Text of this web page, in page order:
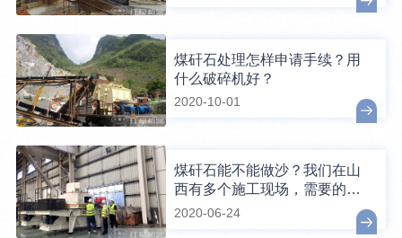
煤矸石处理怎样申请手续？用
什么破碎机好？
2020-10-01
煤矸石能不能做沙？我们在山
西有多个施工现场，需要的可
了解
2020-06-24